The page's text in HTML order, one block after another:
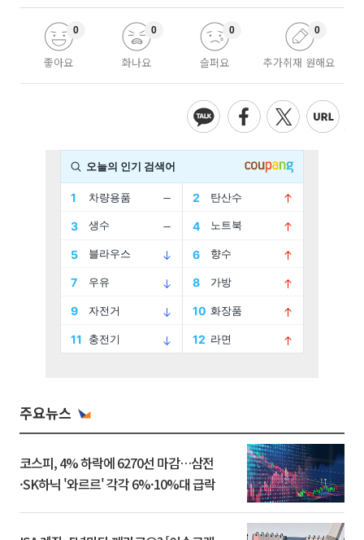
좋아요
0
화나요
0
슬퍼요
0
추가취재 원해요
0
주요뉴스
코스피, 4% 하락에 6270선 마감…삼전
·SK하닉 '와르르' 각각 6%·10%대 급락